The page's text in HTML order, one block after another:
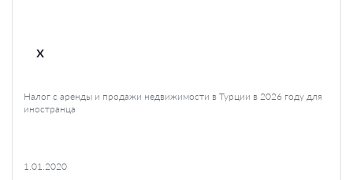
x
Налог с аренды и продажи недвижимости в Турции в 2026 году для
иностранца
1.01.2020